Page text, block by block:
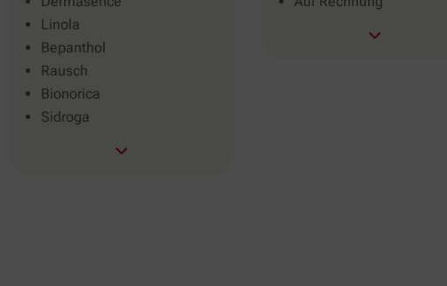
Linola
Bepanthol
Rausch
Bionorica
Sidroga